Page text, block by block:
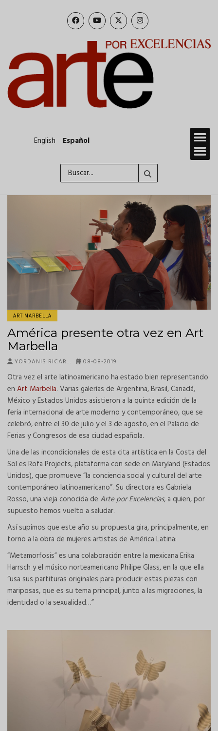
English Español
ART MARBELLA
América presente otra vez en Art
Marbella
YORDANIS RICAR… 08-08-2019
Otra vez el arte latinoamericano ha estado bien representando
en Art Marbella. Varias galerías de Argentina, Brasil, Canadá,
México y Estados Unidos asistieron a la quinta edición de la
feria internacional de arte moderno y contemporáneo, que se
celebró, entre el 30 de julio y el 3 de agosto, en el Palacio de
Ferias y Congresos de esa ciudad española.
Una de las incondicionales de esta cita artística en la Costa del
Sol es Rofa Projects, plataforma con sede en Maryland (Estados
Unidos), que promueve “la conciencia social y cultural del arte
contemporáneo latinoamericano”. Su directora es Gabriela
Rosso, una vieja conocida de Arte por Excelencias, a quien, por
supuesto hemos vuelto a saludar.
Así supimos que este año su propuesta gira, principalmente, en
torno a la obra de mujeres artistas de América Latina:
“Metamorfosis” es una colaboración entre la mexicana Erika
Harrsch y el músico norteamericano Philipe Glass, en la que ella
“usa sus partituras originales para producir estas piezas con
mariposas, que es su tema principal, junto a las migraciones, la
identidad o la sexualidad…”